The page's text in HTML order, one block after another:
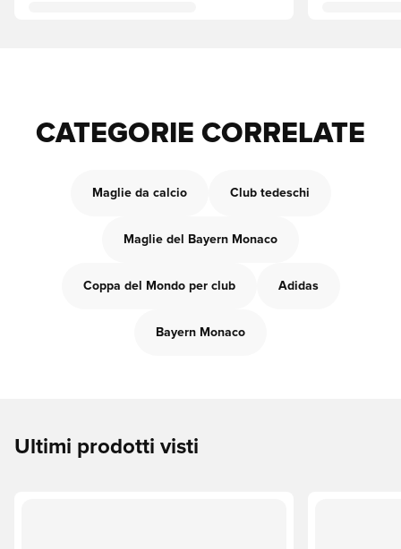
CATEGORIE CORRELATE
Maglie da calcio Club tedeschi
Maglie del Bayern Monaco
Coppa del Mondo per club Adidas
Bayern Monaco
Ultimi prodotti visti